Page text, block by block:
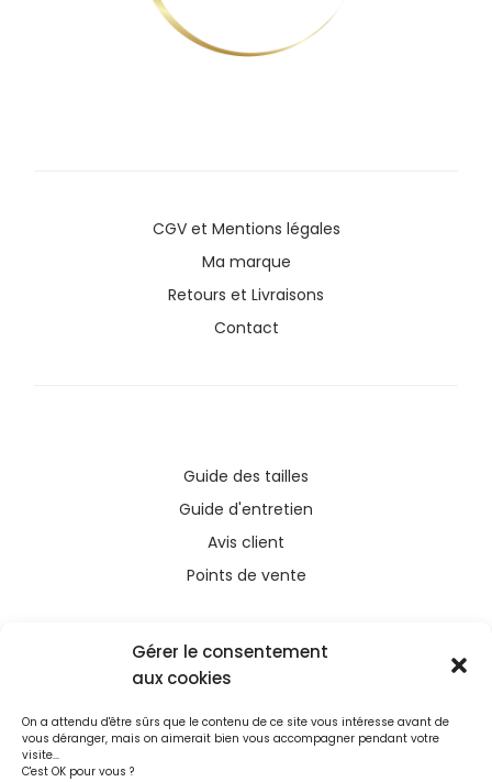
Gérer le consentement
aux cookies
On a attendu d'être sûrs que le contenu de ce site vous intéresse avant de
vous déranger, mais on aimerait bien vous accompagner pendant votre
visite...
C'est OK pour vous ?
CGVet Mentions légales
Ma marque
Retours et Livraisons
Contact
Guide des tailles
Guide d'entretien
Avis client
Points de vente
UE), dans le cadre de la réponse de l’Union
européenne à la pandémie COVID-19. L’Europe